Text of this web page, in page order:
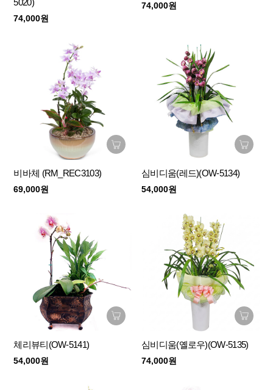
74,000원
74,000원
비바체 (RM_REC3103)
69,000원
심비디움(레드)(OW-5134)
54,000원
체리뷰티(OW-5141)
54,000원
심비디움(옐로우)(OW-5135)
74,000원